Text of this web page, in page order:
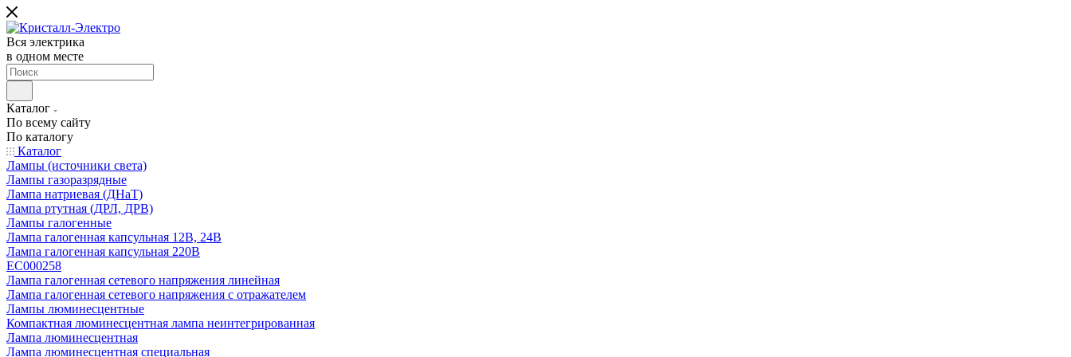
Вся электрика
в одном месте
Каталог
По всему сайту
По каталогу
Каталог
Лампы (источники света)
Лампы газоразрядные
Лампа натриевая (ДНаТ)
Лампа ртутная (ДРЛ, ДРВ)
Лампы галогенные
Лампа галогенная капсульная 12В, 24В
Лампа галогенная капсульная 220В
EC000258
Лампа галогенная сетевого напряжения линейная
Лампа галогенная сетевого напряжения с отражателем
Лампы люминесцентные
Компактная люминесцентная лампа неинтегрированная
Лампа люминесцентная
Лампа люминесцентная специальная